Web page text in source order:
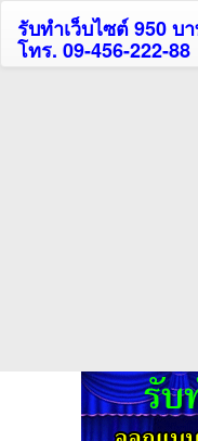
รับทำเว็บไซต์ 950 บ
โทร. 09-456-222-88